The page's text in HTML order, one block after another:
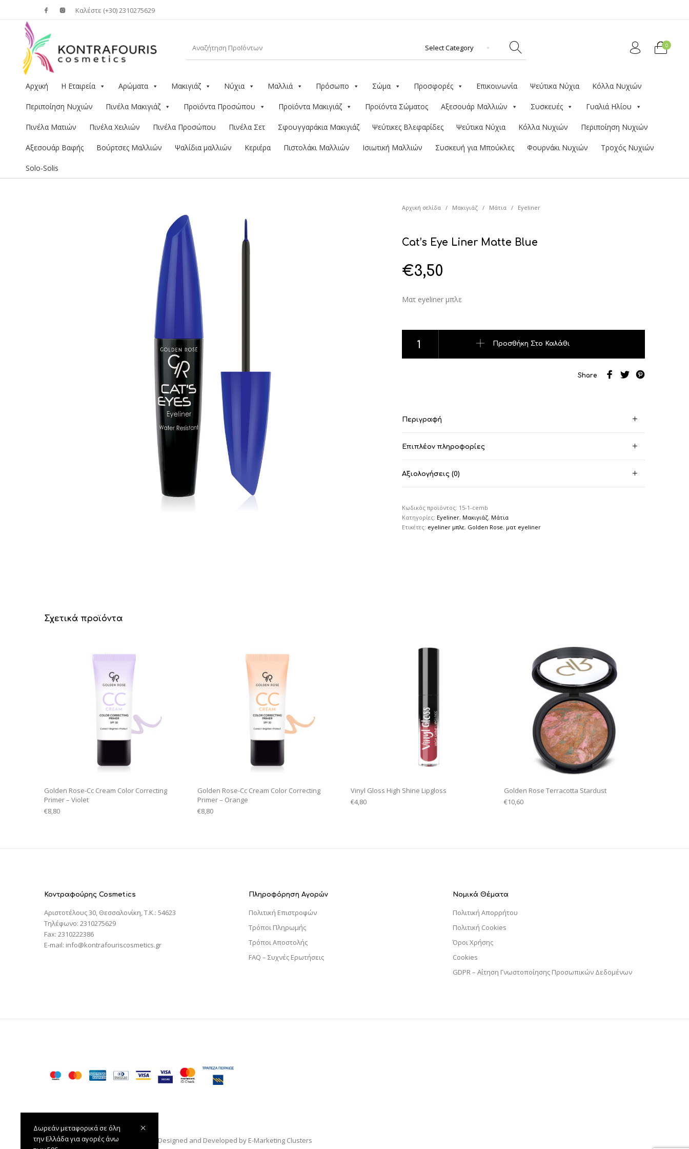
Καλέστε (+30) 2310275629
0
Αρχική Η Εταιρεία Αρώματα Μακιγιάζ Νύχια Μαλλιά Πρόσωπο Σώμα Προσφορές Επικοινωνία Ψεύτικα Νύχια Κόλλα Νυχιών
Περιποίηση Νυχιών Πινέλα Μακιγιάζ Προϊόντα Προσώπου Προϊόντα Μακιγιάζ Προϊόντα Σώματος Αξεσουάρ Μαλλιών Συσκευές Γυαλιά Ηλίου
Πινέλα Ματιών Πινέλα Χειλιών Πινέλα Προσώπου Πινέλα Σετ Σφουγγαράκια Μακιγιάζ Ψεύτικες Βλεφαρίδες Ψεύτικα Νύχια Κόλλα Νυχιών Περιποίηση Νυχιών
Αξεσουάρ Βαφής Βούρτσες Μαλλιών Ψαλίδια μαλλιών Κεριέρα Πιστολάκι Μαλλιών Ισιωτική Μαλλιών Συσκευή για Μπούκλες Φουρνάκι Νυχιών Τροχός Νυχιών
Solo-Solis
Αρχική σελίδα / Μακιγιάζ / Μάτια / Eyeliner
Cat’s Eye Liner Matte Blue
€3,50
Ματ eyeliner μπλε
Προσθήκη Στο Καλάθι
Share
Περιγραφή
Επιπλέον πληροφορίες
Αξιολογήσεις (0)
Κωδικός προϊόντος: 15-1-cemb
Κατηγορίες: Eyeliner, Μακιγιάζ, Μάτια
Ετικέτες: eyeliner μπλε, Golden Rose, ματ eyeliner
Σχετικά προϊόντα
Golden Rose-Cc Cream Color Correcting
Primer – Violet
€8,80
Golden Rose-Cc Cream Color Correcting
Primer – Orange
€8,80
Vinyl Gloss High Shine Lipgloss
€4,80
Golden Rose Terracotta Stardust
€10,60
Κοντραφούρης Cosmetics
Αριστοτέλους 30, Θεσσαλονίκη, T.K.: 54623
Τηλέφωνο: 2310275629
Fax: 2310222386
E-mail: info@kontrafouriscosmetics.gr
Πληροφόρηση Αγορών
Πολιτική Επιστροφών
Τρόποι Πληρωμής
Τρόποι Αποστολής
FAQ – Συχνές Ερωτήσεις
Νομικά Θέματα
Πολιτική Απορρήτου
Πολιτική Cookies
Όροι Χρήσης
Cookies
GDPR – Αίτηση Γνωστοποίησης Προσωπικών Δεδομένων
Κοντραφούρης Cosmetics © 2020 — Designed and Developed by E-Marketing Clusters
Δωρεάν μεταφορικά σε όλη
την Ελλάδα για αγορές άνω